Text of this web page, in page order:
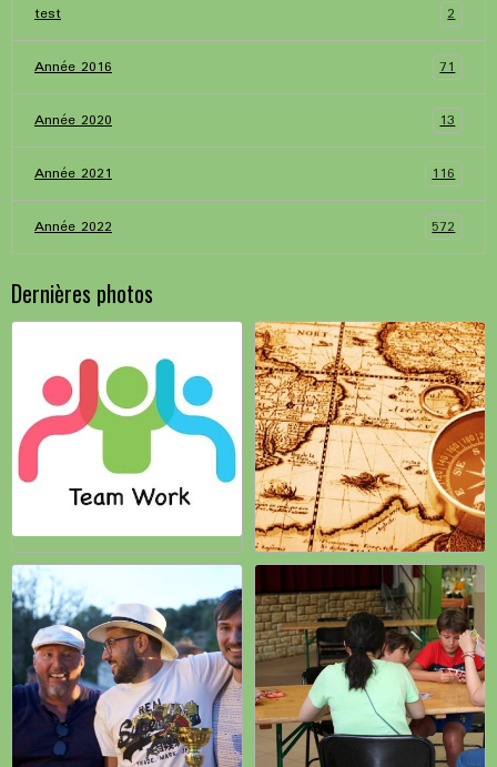
test 2
Année 2016 71
Année 2020 13
Année 2021 116
Année 2022 572
Dernières photos